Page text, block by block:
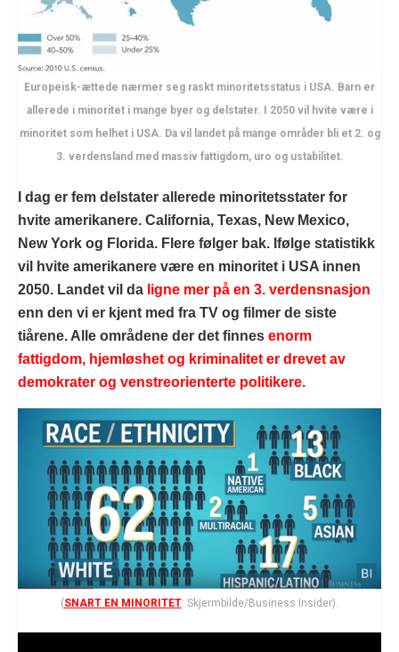
Europeisk-ættede nærmer seg raskt minoritetsstatus i USA. Barn er
allerede i minoritet i mange byer og delstater. I 2050 vil hvite være i
minoritet som helhet i USA. Da vil landet på mange områder bli et 2. og
3. verdensland med massiv fattigdom, uro og ustabilitet.
I dag er fem delstater allerede minoritetsstater for
hvite amerikanere. California, Texas, New Mexico,
New York og Florida. Flere følger bak. Ifølge statistikk
vil hvite amerikanere være en minoritet i USA innen
2050. Landet vil da ligne mer på en 3. verdensnasjon
enn den vi er kjent med fra TV og filmer de siste
tiårene. Alle områdene der det finnes enorm
fattigdom, hjemløshet og kriminalitet er drevet av
demokrater og venstreorienterte politikere.
(SNART EN MINORITET: Skjermbilde/Business Insider).